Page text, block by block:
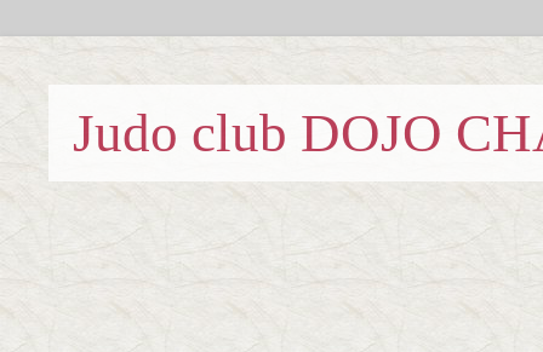
Judo club DOJO